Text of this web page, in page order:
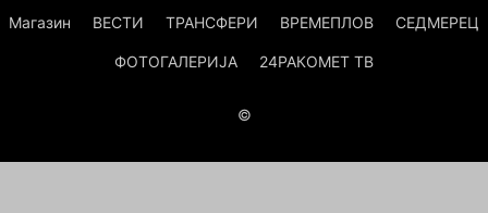
Магазин ВЕСТИ ТРАНСФЕРИ ВРЕМЕПЛОВ СЕДМЕРЕЦ
ФОТОГАЛЕРИЈА 24РАКОМЕТ ТВ
©